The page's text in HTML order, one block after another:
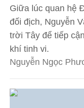
Giữa lúc quan hệ
đối địch, Nguyễn
trời Tây để tiếp
khí tinh vi.
Nguyễn Ngọc